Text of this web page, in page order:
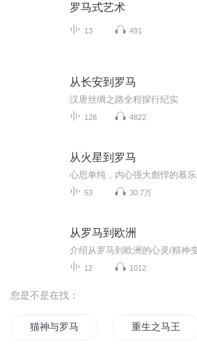
罗马式艺术
13 491
从长安到罗马
汉唐丝绸之路全程探行纪实
128 4822
从火星到罗马
53 30.7万
从罗马到欧洲
12 1012
您是不是在找：
猫神与罗马 重生之马王传奇